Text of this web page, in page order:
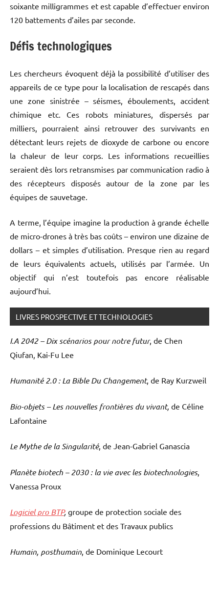
soixante milligrammes et est capable d’effectuer environ
120 battements d’ailes par seconde.
Défis technologiques
Les chercheurs évoquent déjà la possibilité d’utiliser des
appareils de ce type pour la localisation de rescapés dans
une zone sinistrée – séismes, éboulements, accident
chimique etc. Ces robots miniatures, dispersés par
milliers, pourraient ainsi retrouver des survivants en
détectant leurs rejets de dioxyde de carbone ou encore
la chaleur de leur corps. Les informations recueillies
seraient dès lors retransmises par communication radio à
des récepteurs disposés autour de la zone par les
équipes de sauvetage.
A terme, l’équipe imagine la production à grande échelle
de micro-drones à très bas coûts – environ une dizaine de
dollars – et simples d’utilisation. Presque rien au regard
de leurs équivalents actuels, utilisés par l’armée. Un
objectif qui n’est toutefois pas encore réalisable
aujourd’hui.
LIVRES PROSPECTIVE ET TECHNOLOGIES
I.A 2042 – Dix scénarios pour notre futur, de Chen
Qiufan, Kai-Fu Lee
Humanité 2.0 : La Bible Du Changement, de Ray Kurzweil
Bio-objets – Les nouvelles frontières du vivant, de Céline
Lafontaine
Le Mythe de la Singularité, de Jean-Gabriel Ganascia
Planète biotech – 2030 : la vie avec les biotechnologies,
Vanessa Proux
Logiciel pro BTP, groupe de protection sociale des
professions du Bâtiment et des Travaux publics
Humain, posthumain , de Dominique Lecourt